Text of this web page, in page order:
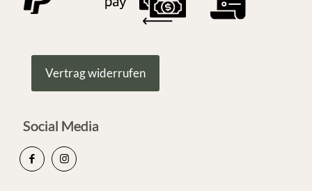
Vertrag widerrufen
Social Media